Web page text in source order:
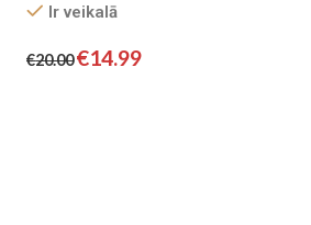
Ir veikalā
€20.00€14.99